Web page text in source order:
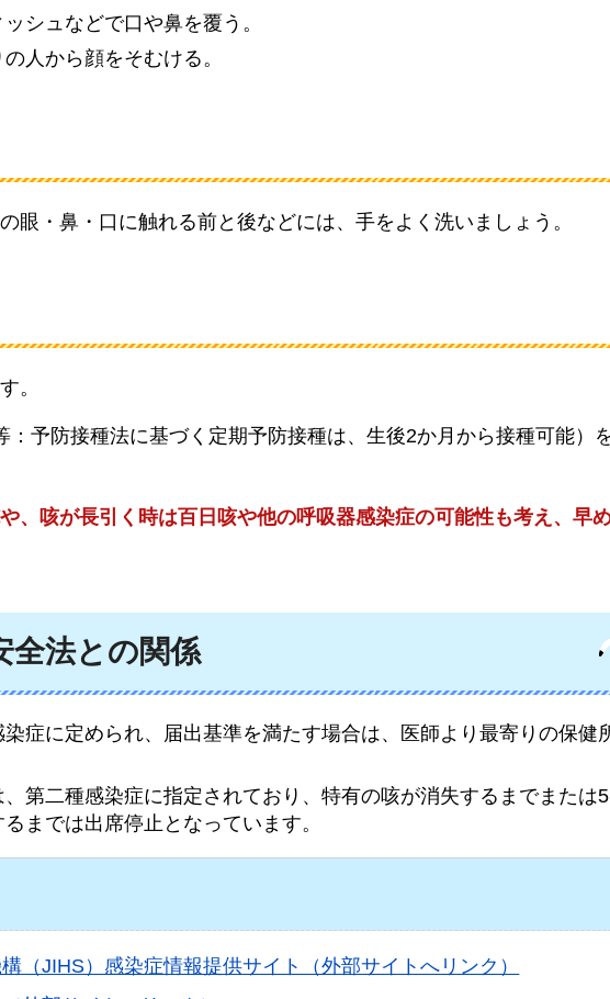
シュなどで口や鼻を覆う。
人から顔をそむける。
眼・鼻・口に触れる前と後などには、手をよく洗いましょう。
。
予防接種法に基づく定期予防接種は、生後2か月から接種可能）
、咳が長引く時は百日咳や他の呼吸器感染症の可能性も考え、早
全法との関係
症に定められ、届出基準を満たす場合は、医師より最寄りの保健
第二種感染症に指定されており、特有の咳が消失するまでまたは
までは出席停止となっています。
（JIHS）感染症情報提供サイト（外部サイトへリンク）